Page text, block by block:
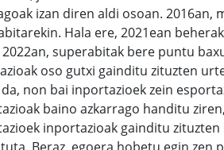
izan diren aldi osoan. 2016an,
Hala ere, 2021ean
2022an, superabitak bere puntu
oso gutxi gainditu zituzten
non bai inportazioek zein
baino azkarrago handitu
inportazioak gainditu